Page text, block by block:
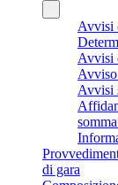
Avvisi
Avvisi
Avvisi
di gara